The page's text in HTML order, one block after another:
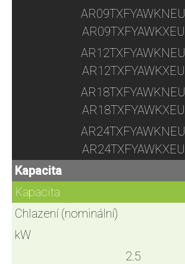
AR09TXFYAWKNEU
AR09TXFYAWKXEU
AR12TXFYAWKNEU
AR12TXFYAWKXEU
AR18TXFYAWKNEU
AR18TXFYAWKXEU
AR24TXFYAWKNEU
AR24TXFYAWKXEU
Kapacita
Kapacita
Chlazení (nominální)
kW
2.5